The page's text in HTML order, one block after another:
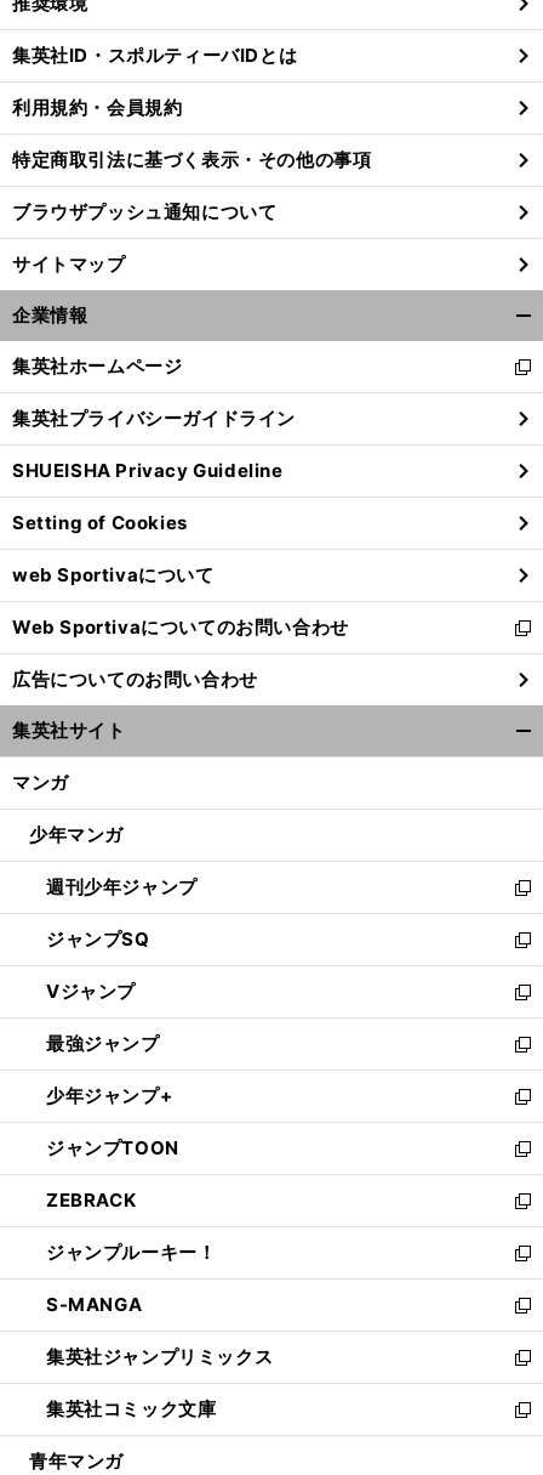
閉
る
集英社ID・スポルティーバIDとは
利用規約・会員規約
特定商取引法に基づく表示・その他の事項
ブラウザプッシュ通知について
サイトマップ
企業情報
閉
る
集英社ホームページ
新
し
い
ウ
ィ
ン
ド
ウ
で
開
く
集英社プライバシーガイドライン
SHUEISHA Privacy Guideline
Setting of Cookies
web Sportivaについて
Web Sportivaについてのお問い合わせ
新
し
い
ウ
ィ
ン
ウ
開
く
広告についてのお問い合わせ
集英社サイト
マンガ
少年マンガ
週刊少年ジャンプ
新
し
い
ウ
ィ
ン
ド
ウ
で
開
く
ジャンプSQ
新
し
い
ウ
ィ
ン
ド
ウ
で
開
く
Vジャンプ
新
し
い
ウ
ィ
ン
ド
ウ
で
開
く
最強ジャンプ
新
し
い
ウ
ィ
ン
ド
ウ
で
開
く
少年ジャンプ+
新
し
い
ウ
ィ
ン
ド
ウ
で
開
く
ジャンプTOON
新
し
い
ウ
ィ
ン
ド
ウ
で
開
く
ZEBRACK
新
し
い
ウ
ィ
ン
ド
ウ
で
開
ジャンプルーキー！
新
し
い
ウ
ィ
ン
ド
ウ
S-MANGA
新
し
い
ウ
ィ
ン
集英社ジャンプリミックス
新
し
い
ウ
集英社コミック文庫
新
し
青年マンガ